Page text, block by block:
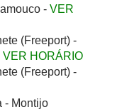
- VER
(Freeport) -
VER HORÁRIO
(Freeport) -
- Montijo